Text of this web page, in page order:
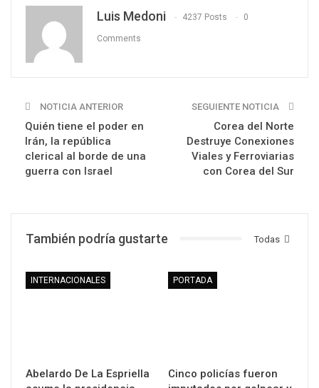
Luis Medoni 4237 Posts 0
Comments
NOTICIA ANTERIOR
Quién tiene el poder en
Irán, la república
clerical al borde de una
guerra con Israel
SEGUIENTE NOTICIA
Corea del Norte
Destruye Conexiones
Viales y Ferroviarias
con Corea del Sur
Todas
También podría gustarte
INTERNACIONALES
Abelardo De La Espriella
PORTADA
Cinco policías fueron